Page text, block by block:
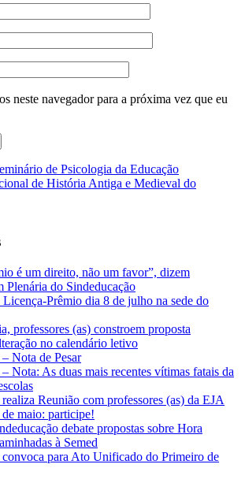
neste navegador para a próxima vez que eu
de Psicologia da Educação
de História Antiga e Medieval do
é um direito, não um favor”, dizem
Plenária do Sindeducação
Licença-Prêmio dia 8 de julho na sede do
professores (as) constroem proposta
no calendário letivo
Nota de Pesar
Nota: As duas mais recentes vítimas fatais da
Reunião com professores (as) da EJA
maio: participe!
debate propostas sobre Hora
à Semed
convoca para Ato Unificado do Primeiro de